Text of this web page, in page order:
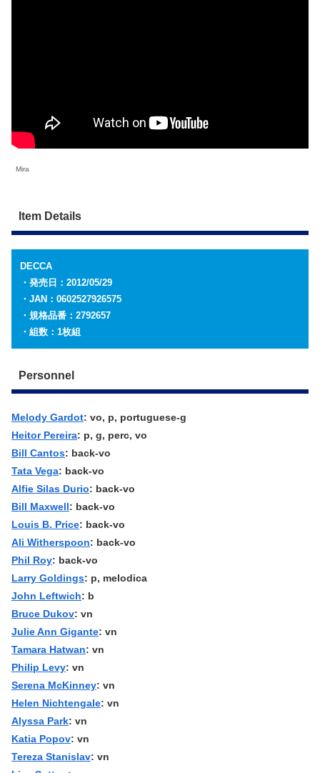
Mira
Item Details
DECCA
・発売日：2012/05/29
・JAN：0602527926575
・規格品番：2792657
・組数：1枚組
Personnel
Melody Gardot: vo, p, portuguese-g
Heitor Pereira: p, g, perc, vo
Bill Cantos: back-vo
Tata Vega: back-vo
Alfie Silas Durio: back-vo
Bill Maxwell: back-vo
Louis B. Price: back-vo
Ali Witherspoon: back-vo
Phil Roy: back-vo
Larry Goldings: p, melodica
John Leftwich: b
Bruce Dukov: vn
Julie Ann Gigante: vn
Tamara Hatwan: vn
Philip Levy: vn
Serena McKinney: vn
Helen Nichtengale: vn
Alyssa Park: vn
Katia Popov: vn
Tereza Stanislav: vn